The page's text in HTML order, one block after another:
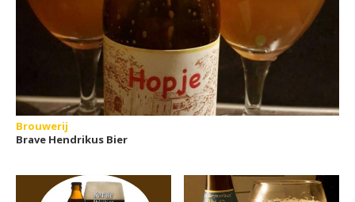
Brouwerij
Brave Hendrikus Bier